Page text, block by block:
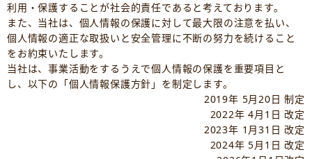
利用・保護することが社会的責任であると考えております。
また、当社は、個人情報の保護に対して最大限の注意を払い、
個人情報の適正な取扱いと安全管理に不断の努力を続けること
をお約束いたします。
当社は、事業活動をするうえで個人情報の保護を重要項目と
し、以下の「個人情報保護方針」を制定します。
2019年 5月20日 制定
2022年 4月1日 改定
2023年 1月31日 改定
2024年 5月1日 改定